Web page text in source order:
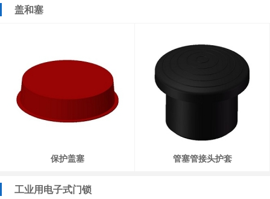
盖和塞
保护盖塞 管塞管接头护套
工业用电子式门锁